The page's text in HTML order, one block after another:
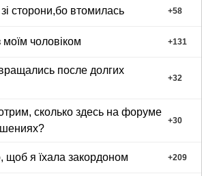
сторони,бо втомилась +58
моїм чоловіком +131
после долгих
+32
сколько здесь на форуме
+30
щоб я їхала закордоном +209